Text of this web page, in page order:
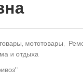
мототовары ,
и отдыха